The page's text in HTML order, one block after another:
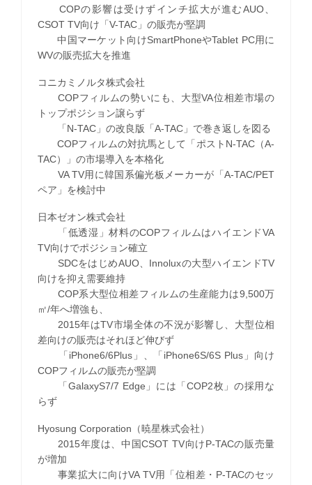
COPの影響は受けずインチ拡大が進むAUO、
CSOT TV向け「V-TAC」の販売が堅調
中国マーケット向けSmartPhoneやTablet PC用に
WVの販売拡大を推進
コニカミノルタ株式会社
COPフィルムの勢いにも、大型VA位相差市場の
トップポジション譲らず
「N-TAC」の改良版「A-TAC」で巻き返しを図る
COPフィルムの対抗馬として「ポストN-TAC（A-
TAC）」の市場導入を本格化
VA TV用に韓国系偏光板メーカーが「A-TAC/PET
ペア」を検討中
日本ゼオン株式会社
「低透湿」材料のCOPフィルムはハイエンドVA
TV向けでポジション確立
SDCをはじめAUO、Innoluxの大型ハイエンドTV
向けを抑え需要維持
COP系大型位相差フィルムの生産能力は9,500万
㎡/年へ増強も、
2015年はTV市場全体の不況が影響し、大型位相
差向けの販売はそれほど伸びず
「iPhone6/6Plus」、「iPhone6S/6S Plus」向け
COPフィルムの販売が堅調
「GalaxyS7/7 Edge」には「COP2枚」の採用な
らず
Hyosung Corporation（暁星株式会社）
2015年度は、中国CSOT TV向けP-TACの販売量
が増加
事業拡大に向けVA TV用「位相差・P-TACのセッ